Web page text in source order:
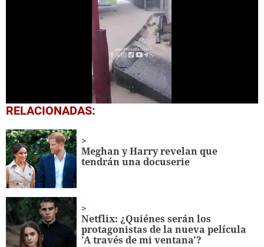
0
seconds
1
minute,
7
seconds
RELACIONADAS:
Meghan y Harry revelan que
tendrán una docuserie
Netflix: ¿Quiénes serán los
protagonistas de la nueva película
'A través de mi ventana'?